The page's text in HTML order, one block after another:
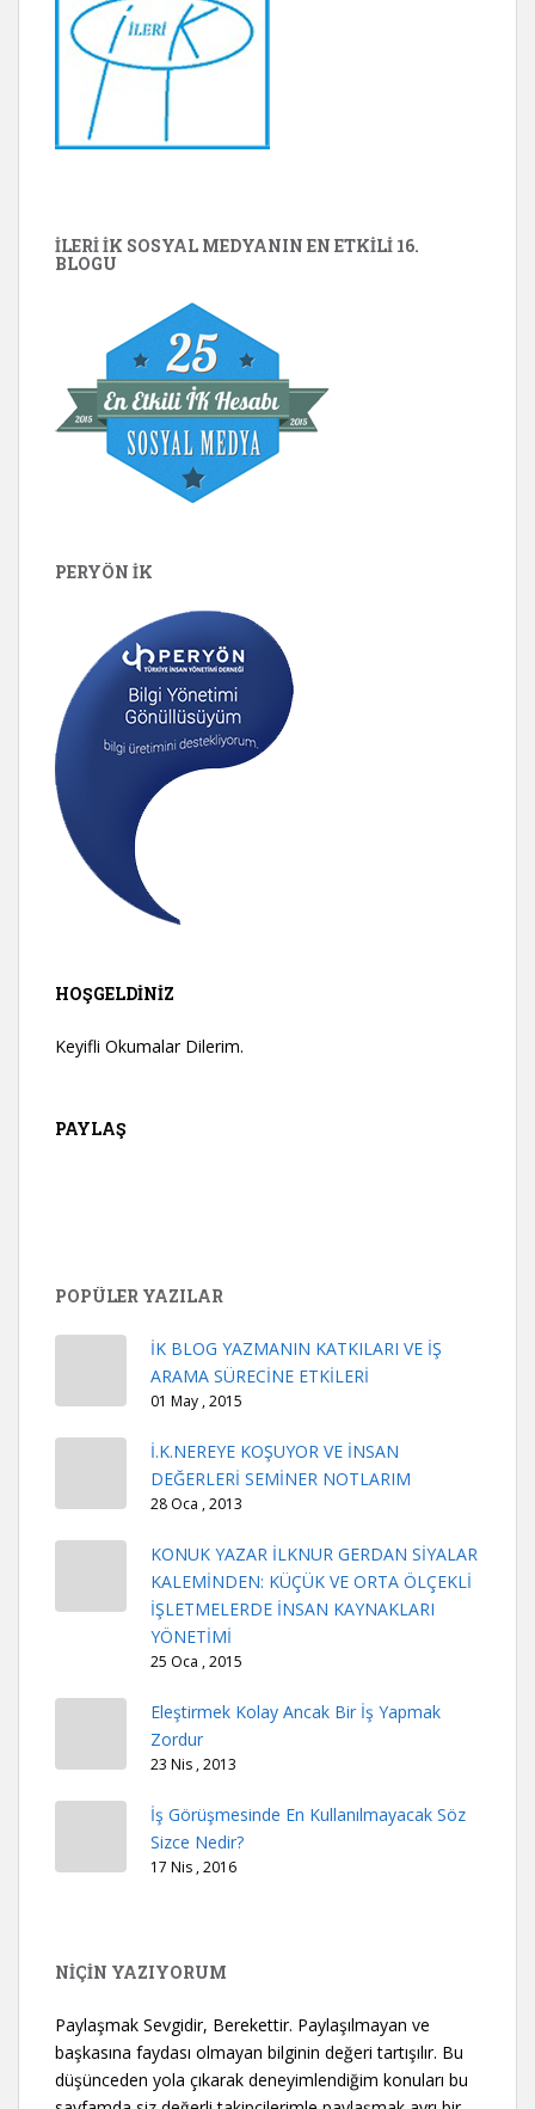
İLERİ İK SOSYAL MEDYANIN EN ETKILI 16.
BLOGU
PERYÖN İK
HOŞGELDINIZ
Keyifli Okumalar Dilerim.
PAYLAŞ
POPÜLER YAZILAR
İK BLOG YAZMANIN KATKILARI VE İŞ
ARAMA SÜRECİNE ETKİLERİ
01 May , 2015
İ.K.NEREYE KOŞUYOR VE İNSAN
DEĞERLERİ SEMİNER NOTLARIM
28 Oca , 2013
KONUK YAZAR İLKNUR GERDAN SİYALAR
KALEMİNDEN: KÜÇÜK VE ORTA ÖLÇEKLİ
İŞLETMELERDE İNSAN KAYNAKLARI
YÖNETİMİ
25 Oca , 2015
Eleştirmek Kolay Ancak Bir İş Yapmak
Zordur
23 Nis , 2013
İş Görüşmesinde En Kullanılmayacak Söz
Sizce Nedir?
17 Nis , 2016
NİÇİN YAZIYORUM
Paylaşmak Sevgidir, Berekettir. Paylaşılmayan ve
başkasına faydası olmayan bilginin değeri tartışılır. Bu
düşünceden yola çıkarak deneyimlendiğim konuları bu